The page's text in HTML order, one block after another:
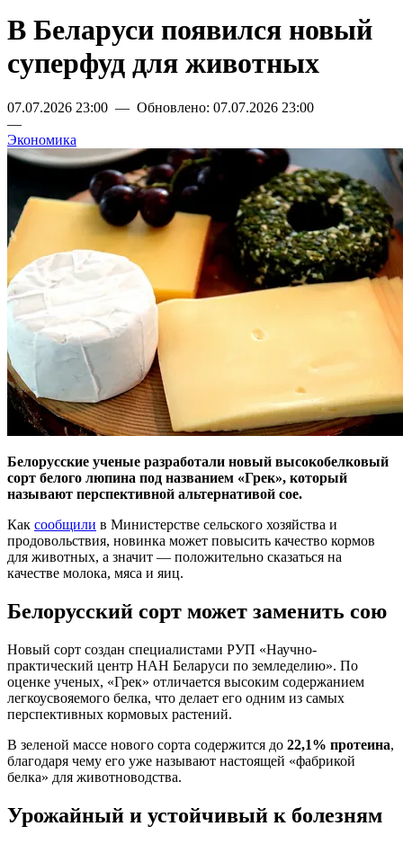
В Беларуси появился новый
суперфуд для животных
07.07.2026 23:00 — Обновлено: 07.07.2026 23:00
—
Экономика
Белорусские ученые разработали новый высокобелковый
сорт белого люпина под названием «Грек», который
называют перспективной альтернативой сое.
Как сообщили в Министерстве сельского хозяйства и
продовольствия, новинка может повысить качество кормов
для животных, а значит — положительно сказаться на
качестве молока, мяса и яиц.
Белорусский сорт может заменить сою
Новый сорт создан специалистами РУП «Научно-
практический центр НАН Беларуси по земледелию». По
оценке ученых, «Грек» отличается высоким содержанием
легкоусвояемого белка, что делает его одним из самых
перспективных кормовых растений.
В зеленой массе нового сорта содержится до 22,1% протеина,
благодаря чему его уже называют настоящей «фабрикой
белка» для животноводства.
Урожайный и устойчивый к болезням